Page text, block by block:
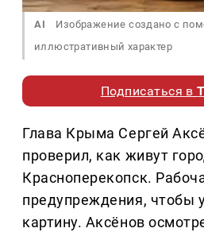
AI
Изображение создано с
иллюстративный характер
Подписаться в
Глава Крыма Сергей
проверил, как живут
Красноперекопск.
предупреждения, чтобы
картину. Аксёнов